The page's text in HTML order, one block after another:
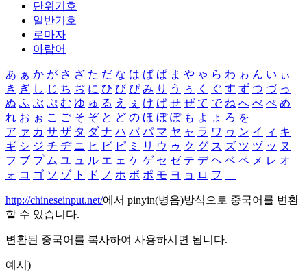
단위기호
일반기호
로마자
아랍어
あ ぁ か が さ ざ た だ な は ば ぱ ま や ゃ ら わ ゎ ん い ぃ
き ぎ し じ ち ぢ に ひ び ぴ み り う ぅ く ぐ す ず つ づ っ
ぬ ふ ぶ ぷ む ゆ ゅ る え ぇ け げ せ ぜ て で ね へ べ ぺ め
れ お ぉ こ ご そ ぞ と ど の ほ ぼ ぽ も よ ょ ろ を
ア ァ カ サ ザ タ ダ ナ ハ バ パ マ ヤ ャ ラ ワ ヮ ン イ ィ キ
ギ シ ジ チ ヂ ニ ヒ ビ ピ ミ リ ウ ゥ ク グ ス ズ ツ ヅ ッ ヌ
フ ブ プ ム ユ ュ ル エ ェ ケ ゲ セ ゼ テ デ ヘ ベ ペ メ レ オ
ォ コ ゴ ソ ゾ ト ド ノ ホ ボ ポ モ ヨ ョ ロ ヲ ―
http://chineseinput.net/에서 pinyin(병음)방식으로 중국어를 변환
할 수 있습니다.
변환된 중국어를 복사하여 사용하시면 됩니다.
예시)